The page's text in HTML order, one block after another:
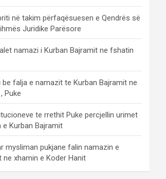
në takim përfaqësuesen e Qendrës së
Juridike Parësore
namazi i Kurban Bajramit ne fshatin
be falja e namazit te Kurban Bajramit ne
Puke
te rrethit Puke percjellin urimet
Kurban Bajramit
mysliman pukjane falin namazin e
ne xhamin e Koder Hanit